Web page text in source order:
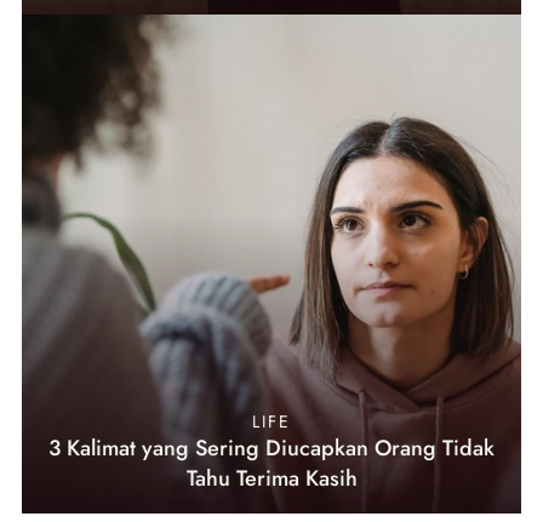
LIFE
3 Kalimat yang Sering Diucapkan Orang Tidak
Tahu Terima Kasih